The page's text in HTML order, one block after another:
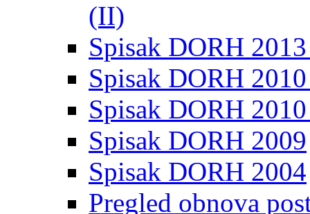
(II)
Spisak DORH
Spisak DORH
Spisak DORH
Spisak DORH 2009
Spisak DORH 2004
Pregled obnova